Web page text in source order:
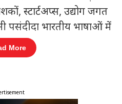
स्टार्टअप्स, उद्योग जगत
पसंदीदा भारतीय भाषाओं में
में सुविधा होगी। यह
अनुसूची में शामिल 22 भाषाओं
की दिशा में काम करेगी।
More